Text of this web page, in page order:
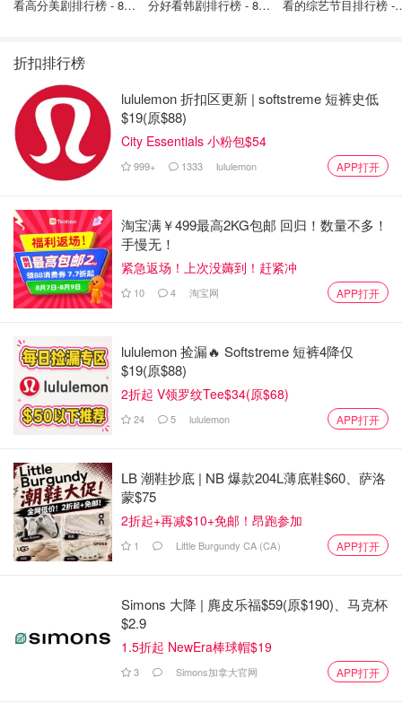
增合格支出（canada.ca）：
替代输入设备
护理服务
床位定位装置
数字笔
人体工学工作椅
记忆/组织辅助
移动电脑车
导航设备
服务动物
需医生处方或认证，仅残疾人可申报。
资本利得更新：小企业主与合作社利好
2025年资本利得新规（canada.ca）：
合作社转换股份出售：可申请资本利得扣除（2024
起）。
小企业股份展期：2024年12月31日后出售，替换股份
窗口延长。
矿业税信用扩展：CMETC新增12种矿物
关键矿产勘探税信用（CMETC）2025年新增12种矿物
看高分美剧排行榜 - 8月
分好看韩剧排行榜 - 8月
看的综艺节目排行榜 -
折扣排行榜
lululemon 折扣区更新 | softstreme 短裤史低
$19(原$88)
City Essentials 小粉包$54
999+ 1333 lululemon APP打开
淘宝满￥499最高2KG包邮 回归！数量不多！
手慢无！
紧急返场！上次没薅到！赶紧冲
10 4 淘宝网 APP打开
lululemon 捡漏🔥 Softstreme 短裤4降仅
$19(原$88)
2折起 V领罗纹Tee$34(原$68)
24 5 lululemon APP打开
LB 潮鞋抄底 | NB 爆款204L薄底鞋$60、萨洛
蒙$75
2折起+再减$10+免邮！昂跑参加
1 Little Burgundy CA (CA） APP打开
Simons 大降 | 麂皮乐福$59(原$190)、马克杯
$2.9
1.5折起 NewEra棒球帽$19
3 Simons加拿大官网 APP打开